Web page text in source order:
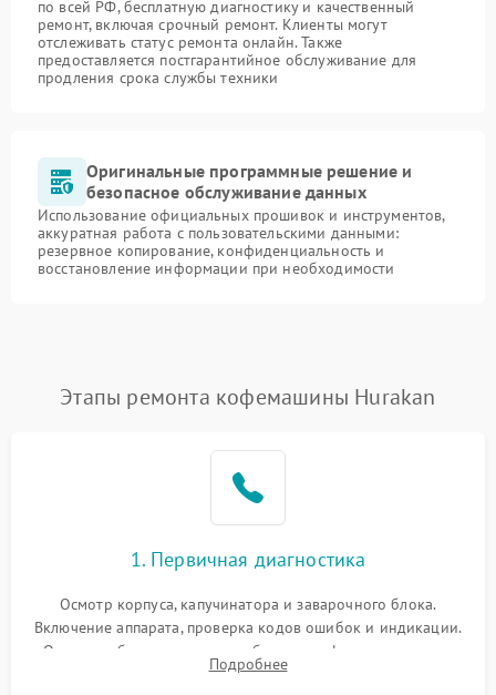
по всей РФ, бесплатную диагностику и качественный
ремонт, включая срочный ремонт. Клиенты могут
отслеживать статус ремонта онлайн. Также
предоставляется постгарантийное обслуживание для
продления срока службы техники
Оригинальные программные решение и
безопасное обслуживание данных
Использование официальных прошивок и инструментов,
аккуратная работа с пользовательскими данными:
резервное копирование, конфиденциальность и
восстановление информации при необходимости
Этапы ремонта кофемашины Hurakan
1. Первичная диагностика
Осмотр корпуса, капучинатора и заварочного блока.
Включение аппарата, проверка кодов ошибок и индикации.
Оценка работы помпы, термоблока и кофемолки на слух.
Измерение температуры и давления воды для выявления
Подробнее